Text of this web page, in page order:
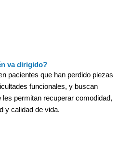
va dirigido?
pacientes que han perdido piezas
funcionales, y buscan
permitan recuperar comodidad,
y calidad de vida.